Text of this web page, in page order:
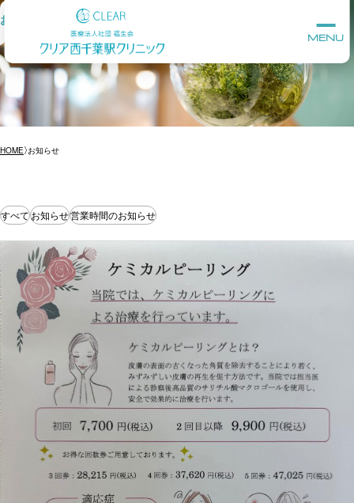
MENU
お知らせ
HOME お知らせ
すべてお知らせ営業時間のお知らせ